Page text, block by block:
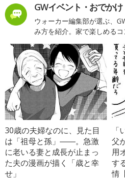
GWイベント・おでかけ
ウォーカー編集部が選ぶ、
み方を紹介。家で楽しめるコ
30歳の夫婦なのに、見た目
は「祖母と孫」――。急激
に老いる妻と成長が止まっ
た夫の漫画が描く「歳と幸
せ」
父
用
す
情